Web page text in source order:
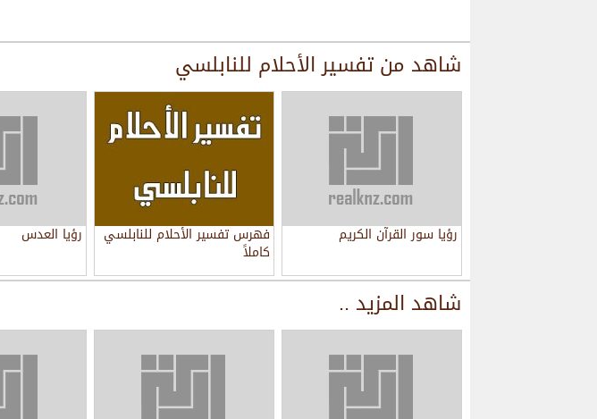
شاهد منتفسير الأحلام للنابلسي
رؤيا سور القرآن الكريم فهرس تفسير الأحلام للنابلسي
كاملاً
رؤيا العدس
شاهد المزيد ..